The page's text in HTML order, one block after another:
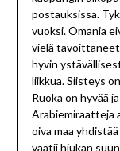
postauksissa.
vuoksi. Omania
vielä
hyvin
liikkua. Siisteys
Ruoka on hyvää
Arabiemiraatteja
oiva maa
vaatii hiukan